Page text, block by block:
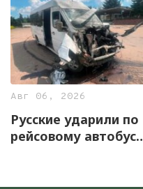
Авг 06, 2026
Русские ударили по
рейсовому автобусу